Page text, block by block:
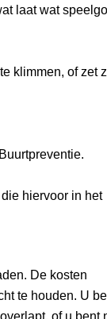
laat wat
klimmen, of zet
Buurtpreventie.
die hiervoor in het
De kosten
te houden. U